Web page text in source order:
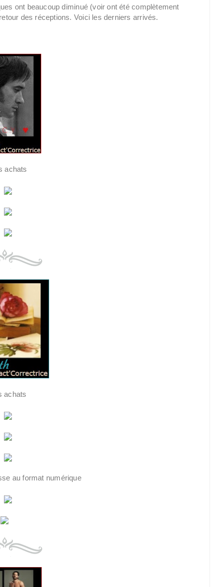
ont beaucoup diminué (voir ont été complètement
des réceptions. Voici les derniers arrivés.
achats
achats
au format numérique